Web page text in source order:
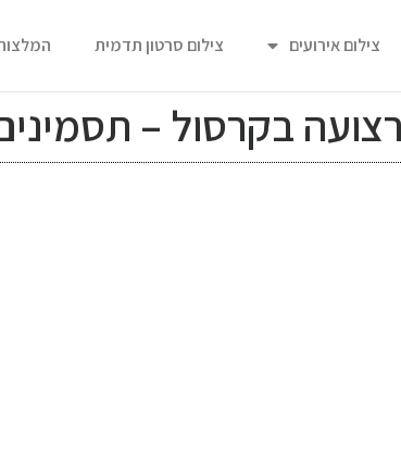
צילום אירועים צילום סרטון תדמית
בקרסול –